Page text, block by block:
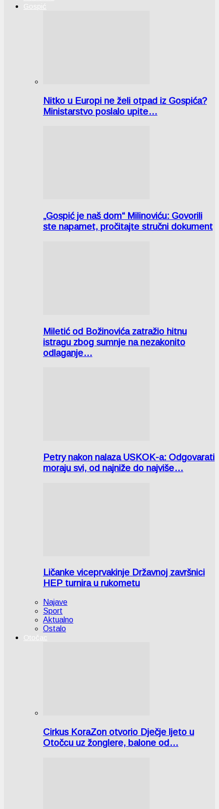
Gospić
Nitko u Europi ne želi otpad iz Gospića?
Ministarstvo poslalo upite…
„Gospić je naš dom“ Milinoviću: Govorili
ste napamet, pročitajte stručni dokument
Miletić od Božinovića zatražio hitnu
istragu zbog sumnje na nezakonito
odlaganje…
Petry nakon nalaza USKOK-a: Odgovarati
moraju svi, od najniže do najviše…
Ličanke viceprvakinje Državnoj završnici
HEP turnira u rukometu
Najave
Sport
Aktualno
Ostalo
Otočac
Cirkus KoraZon otvorio Dječje ljeto u
Otočcu uz žonglere, balone od…